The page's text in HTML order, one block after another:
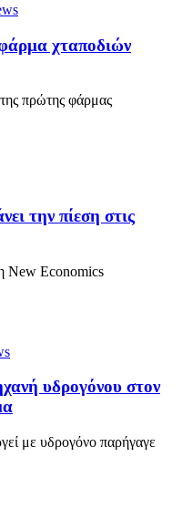
χταποδιών
της πρώτης φάρμας
την πίεση στις
New Economics
υδρογόνου στον
με υδρογόνο παρήγαγε